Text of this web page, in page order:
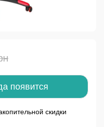
появится
скидки